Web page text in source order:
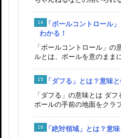
「ボールコントロール
わかる！
「ボールコントロール」の
ルとは、ボールを意のまま
「ダフる」とは？意味
「ダフる」の意味とは ダ
ボールの手前の地面をクラ
「絶対領域」とは？意